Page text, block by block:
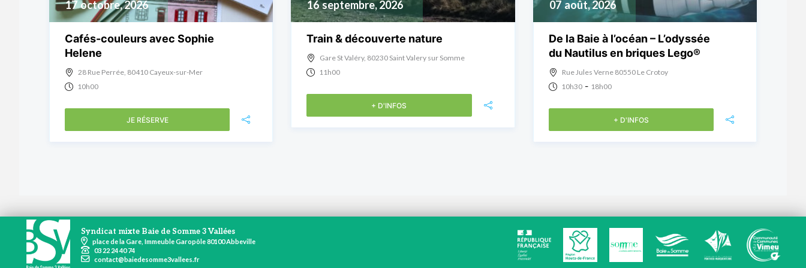
17 octobre, 2026
Cafés-couleurs avec Sophie
Helene
28 Rue Perrée, 80410 Cayeux-sur-Mer
10h00
JE RÉSERVE
16 septembre, 2026
Train & découverte nature
Gare St Valéry, 80230 Saint Valery sur Somme
11h00
+ D'INFOS
07 août, 2026
De la Baie à l’océan – L’odyssée
du Nautilus en briques Lego®
Rue Jules Verne 80550 Le Crotoy
10h30- 18h00
+ D'INFOS
Syndicat mixte Baie de Somme 3 Vallées
place de la Gare, Immeuble Garopôle 80100 Abbeville
03 22 24 40 74
contact@baiedesomme3vallees.fr